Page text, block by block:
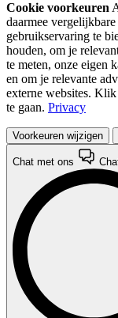
Cookie voorkeuren
daarmee
gebruikservaring te
houden, om je
te meten, onze eigen
en om je relevante
externe websites.
te gaan. Privacy
Voorkeuren wijzigen
Chat met ons